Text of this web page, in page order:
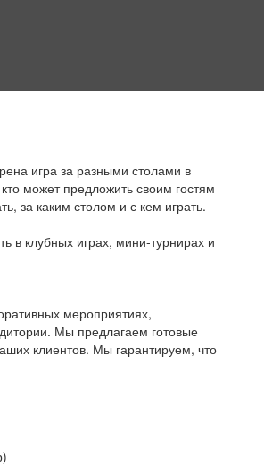
игра за разными столами в
может предложить своим гостям
за каким столом и с кем играть.
в клубных играх, мини-турнирах и
мероприятиях,
Мы предлагаем готовые
клиентов. Мы гарантируем, что